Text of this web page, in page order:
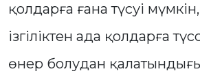
қолдарға ғана түсуі
ізгіліктен ада қолдарға
өнер болудан